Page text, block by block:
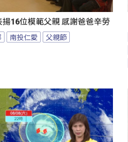
16位模範父親 感謝爸爸辛勞
南投仁愛 父親節